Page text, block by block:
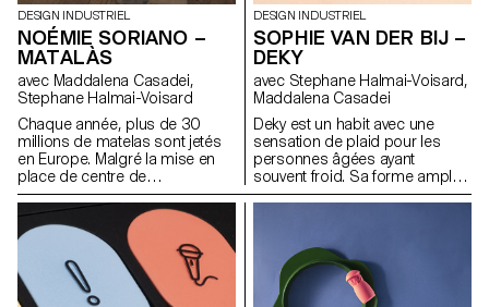
DESIGN INDUSTRIEL
NOÉMIE SORIANO –
MATALÀS
avec Maddalena Casadei,
Stephane Halmai-Voisard
Chaque année, plus de 30
millions de matelas sont jetés
en Europe. Malgré la mise en
place de centre de
démantèlement, seulement la
moitié de ces matelas est
recyclée. Ceux dont les
matériaux n’ont pu être séparés
finissent à l’incinération. L’usage
excessif de colle et le mélange
des différentes matières en
DESIGN INDUSTRIEL
SOPHIE VAN DER BIJ –
DEKY
avec Stephane Halmai-Voisard,
Maddalena Casadei
Deky est un habit avec une
sensation de plaid pour les
personnes âgées ayant
souvent froid. Sa forme ample
et enveloppante permet aux
effort à l’aide de velcro et de
codes couleurs. Il est
également idéal pour les
ainé·e·s ne pouvant que